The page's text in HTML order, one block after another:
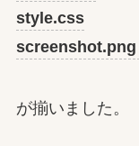
style.css
screenshot.png
が揃いました。